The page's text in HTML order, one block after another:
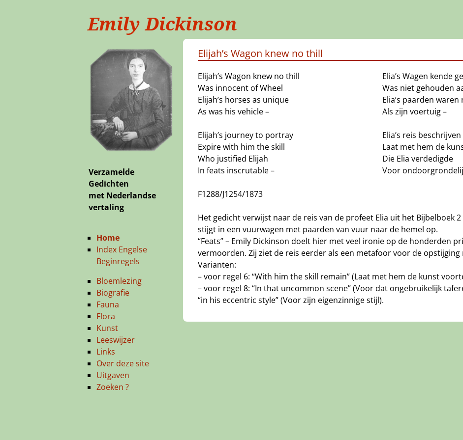
Emily Dickinson
Elijah’s Wagon knew no thill
Elijah’s Wagon knew no thill
Was innocent of Wheel
Elijah’s horses as unique
As was his vehicle –
Elijah’s journey to portray
Expire with him the skill
Who justified Elijah
In feats inscrutable –
F1288/J1254/1873
Elia’s Wagen kende
Was niet gehouden
Elia’s paarden
Als zijn voertuig –
Elia’s reis beschrijven
Laat met hem de
Die Elia verdedigde
Voor
Het gedicht verwijst naar de reis van de profeet Elia uit het Bijbelboek
stijgt in een vuurwagen met paarden van vuur naar de hemel op.
“Feats” – Emily Dickinson doelt hier met veel ironie op de honderden
vermoorden. Zij ziet de reis eerder als een metafoor voor de opstijging
Varianten:
– voor regel 6: “With him the skill remain” (Laat met hem de kunst
– voor regel 8: “In that uncommon scene” (Voor dat ongebruikelijk
“in his eccentric style” (Voor zijn eigenzinnige stijl).
Verzamelde
Gedichten
met Nederlandse
vertaling
Home
Index Engelse
Beginregels
Bloemlezing
Biografie
Fauna
Flora
Kunst
Leeswijzer
Links
Over deze site
Uitgaven
Zoeken ?